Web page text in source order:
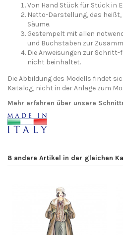
Von Hand Stück für Stück in
Netto-Darstellung, das
Säume.
Gestempelt mit allen
und Buchstaben zur
Die Anweisungen zur
nicht beinhaltet.
Die Abbildung des Modells findet
Katalog, nicht in der Anlage zum
Mehr erfahren über unsere
8 andere Artikel in der gleichen